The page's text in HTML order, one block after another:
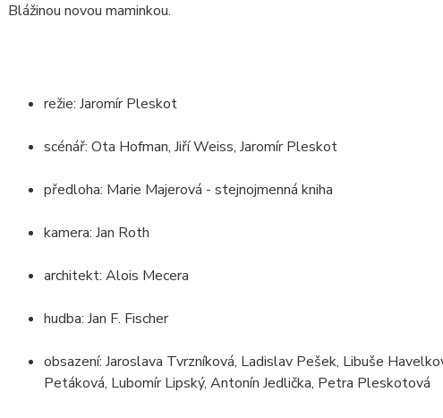
Blážinou novou maminkou.
režie: Jaromír Pleskot
scénář: Ota Hofman, Jiří Weiss, Jaromír Pleskot
předloha: Marie Majerová - stejnojmenná kniha
kamera: Jan Roth
architekt: Alois Mecera
hudba: Jan F. Fischer
obsazení: Jaroslava Tvrzníková, Ladislav Pešek, Libuše
Petáková, Lubomír Lipský, Antonín Jedlička, Petra Pleskotová